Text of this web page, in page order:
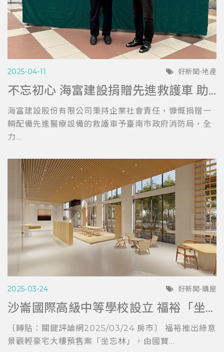
2025-04-11 好新聞-地產
不忘初心 海富建設捐贈先進救護車 助力台南消防局提升救護效能
海富建設股份有限公司秉持企業社會責任，慷慨捐贈一
輛配備先進醫療設備的救護車予臺南市政府消防局，全
力...
2025-03-24 好新聞-購屋
沙崙國際高級中等學校設立 福裕「坐忘林」擁科技與教育加持
〔轉貼：關鍵評論網2025/03/24 房市〕 福裕推出綠意
景觀輕豪宅大樓預售案「坐忘林」，由國寶...